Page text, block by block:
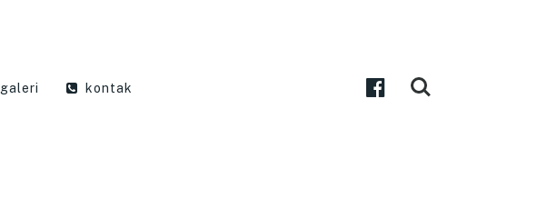
galeri kontak